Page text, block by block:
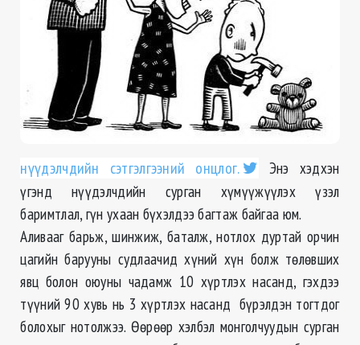
нүүдэлчдийн сэтгэлгээний онцлог.
Энэ хэдхэн
үгэнд нүүдэлчдийн сурган хүмүүжүүлэх үзэл
баримтлал, гүн ухаан бүхэлдээ багтаж байгаа юм.
Аливааг барьж, шинжиж, баталж, нотлох дуртай орчин
цагийн барууны судлаачид хүний хүн болж төлөвших
явц болон оюуны чадамж 10 хүртлэх насанд, гэхдээ
түүний 90 хувь нь 3 хүртлэх насанд бүрэлдэн тогтдог
болохыг нотолжээ. Өөрөөр хэлбэл монголчуудын сурган